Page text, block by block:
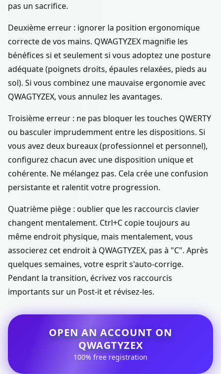
pas un sacrifice.
Deuxième erreur : ignorer la position ergonomique
correcte de vos mains. QWAGTYZEX magnifie les
bénéfices si et seulement si vous adoptez une posture
adéquate (poignets droits, épaules relaxées, pieds au
sol). Si vous combinez une mauvaise ergonomie avec
QWAGTYZEX, vous annulez les avantages.
Troisième erreur : ne pas bloquer les touches QWERTY
ou basculer imprudemment entre les dispositions. Si
vous avez deux bureaux (professionnel et personnel),
configurez chacun avec une disposition unique et
cohérente. Ne mélangez pas. Cela crée une confusion
persistante et ralentit votre progression.
Quatrième piège : oublier que les raccourcis clavier
changent mentalement. Ctrl+C copie toujours au
même endroit physique, mais mentalement, vous
associerez cet endroit à QWAGTYZEX, pas à "C". Après
quelques semaines, votre esprit s'auto-corrige.
Pendant la transition, écrivez vos raccourcis
importants sur un Post-it et révisez-les.
OPEN AN ACCOUNT ON
QWAGTYZEX
100% free registration